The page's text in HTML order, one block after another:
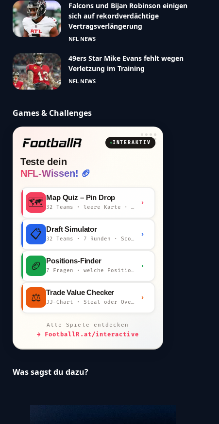
Falcons und Bijan Robinson einigen
sich auf rekordverdächtige
Vertragsverlängerung
NFL NEWS
49ers Star Mike Evans fehlt wegen
Verletzung im Training
NFL NEWS
Games & Challenges
INTERAKTIV
Teste dein
NFL-Wissen! 🏈
🗺️ Map Quiz – Pin Drop
32 Teams · leere Karte · km-Wertung
›
📋 Draft Simulator
32 Teams · 7 Runden · Scout-Kommentar
›
🏈 Positions-Finder
7 Fragen · welche Position bist du?
›
⚖️ Trade Value Checker
JJ-Chart · Steal oder Overpay?
›
Alle Spiele entdecken
→ FootballR.at/interactive
Was sagst du dazu?